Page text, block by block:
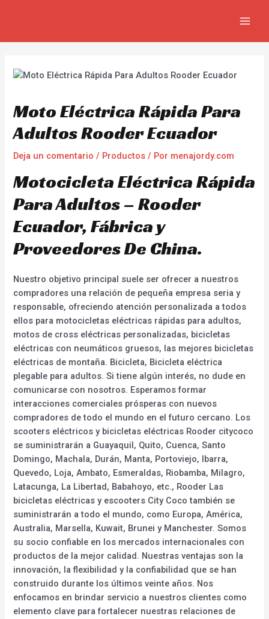
Moto Eléctrica Rápida Para
Adultos Rooder Ecuador
Deja un comentario / Productos / Por menajordy.com
Motocicleta Eléctrica Rápida
Para Adultos – Rooder
Ecuador, Fábrica y
Proveedores De China.
Nuestro objetivo principal suele ser ofrecer a nuestros
compradores una relación de pequeña empresa seria y
responsable, ofreciendo atención personalizada a todos
ellos para motocicletas eléctricas rápidas para adultos,
motos de cross eléctricas personalizadas, bicicletas
eléctricas con neumáticos gruesos, las mejores bicicletas
eléctricas de montaña. Bicicleta, Bicicleta eléctrica
plegable para adultos. Si tiene algún interés, no dude en
comunicarse con nosotros. Esperamos formar
interacciones comerciales prósperas con nuevos
compradores de todo el mundo en el futuro cercano. Los
scooters eléctricos y bicicletas eléctricas Rooder citycoco
se suministrarán a Guayaquil, Quito, Cuenca, Santo
Domingo, Machala, Durán, Manta, Portoviejo, Ibarra,
Quevedo, Loja, Ambato, Esmeraldas, Riobamba, Milagro,
Latacunga, La Libertad, Babahoyo, etc., Rooder Las
bicicletas eléctricas y escooters City Coco también se
suministrarán a todo el mundo, como Europa, América,
Australia, Marsella, Kuwait, Brunei y Manchester. Somos
su socio confiable en los mercados internacionales con
productos de la mejor calidad. Nuestras ventajas son la
innovación, la flexibilidad y la confiabilidad que se han
construido durante los últimos veinte años. Nos
enfocamos en brindar servicio a nuestros clientes como
elemento clave para fortalecer nuestras relaciones de